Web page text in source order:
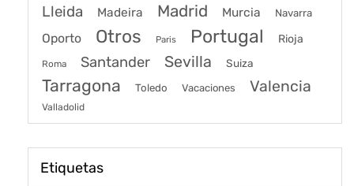
Lleida Madeira Madrid Murcia Navarra
Oporto Otros Paris Portugal Rioja
Roma Santander Sevilla Suiza
Tarragona Toledo Vacaciones Valencia
Valladolid
Etiquetas